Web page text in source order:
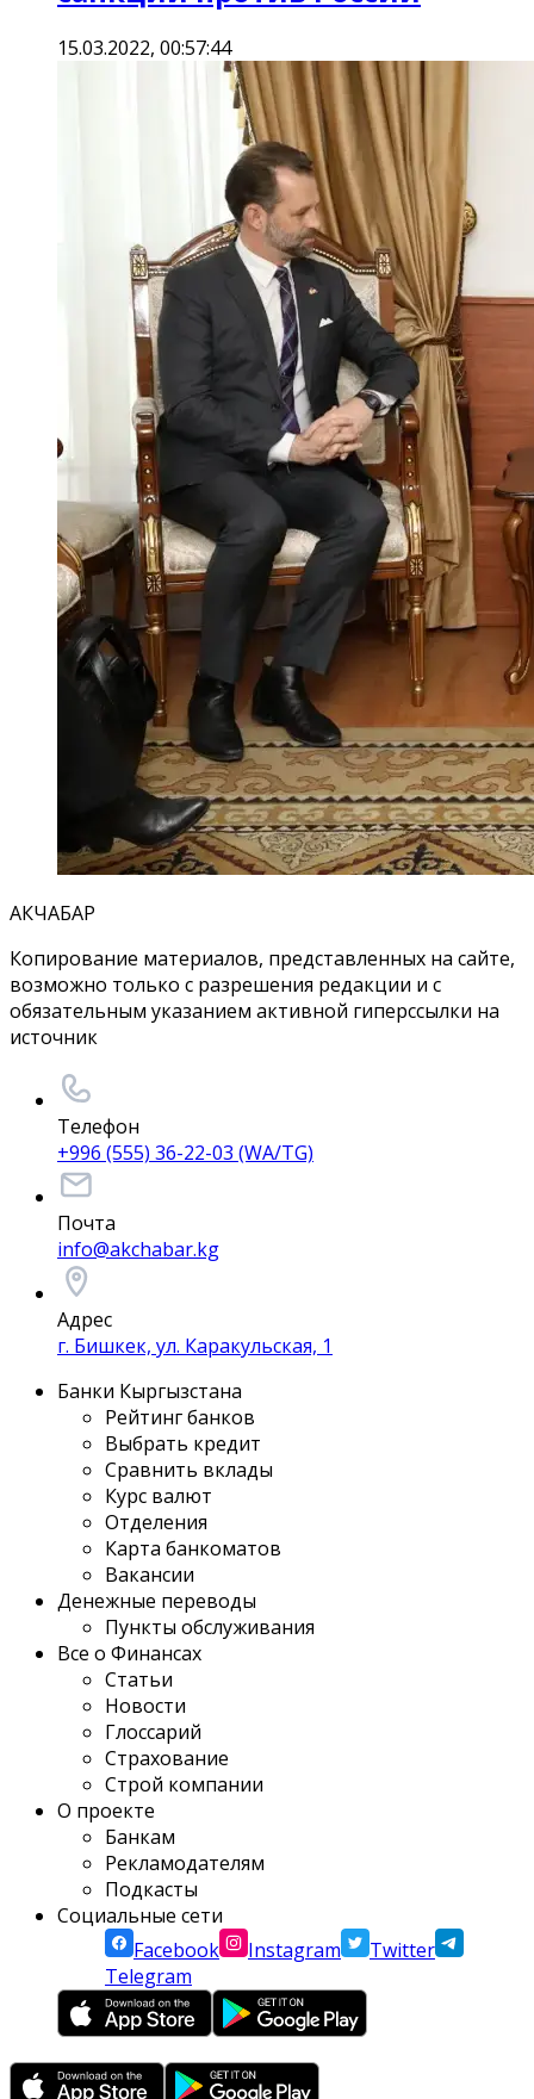
15.03.2022, 00:57:44
АКЧАБАР
Копирование материалов, представленных на сайте,
возможно только с разрешения редакции и с
обязательным указанием активной гиперссылки на
источник
Телефон
+996 (555) 36-22-03 (WA/TG)
Почта
info@akchabar.kg
Адрес
г. Бишкек, ул. Каракульская, 1
Банки Кыргызстана
Рейтинг банков
Выбрать кредит
Сравнить вклады
Курс валют
Отделения
Карта банкоматов
Вакансии
Денежные переводы
Пункты обслуживания
Все о Финансах
Статьи
Новости
Глоссарий
Страхование
Строй компании
О проекте
Банкам
Рекламодателям
Подкасты
Социальные сети
Facebook
Instagram
Twitter
Telegram